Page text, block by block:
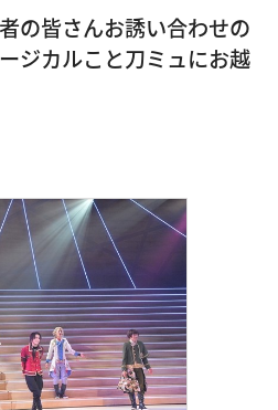
の皆さんお誘い合わせの
ジカルこと刀ミュにお越